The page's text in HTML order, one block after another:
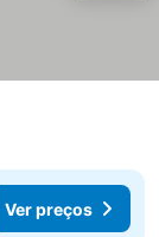
Ver preços